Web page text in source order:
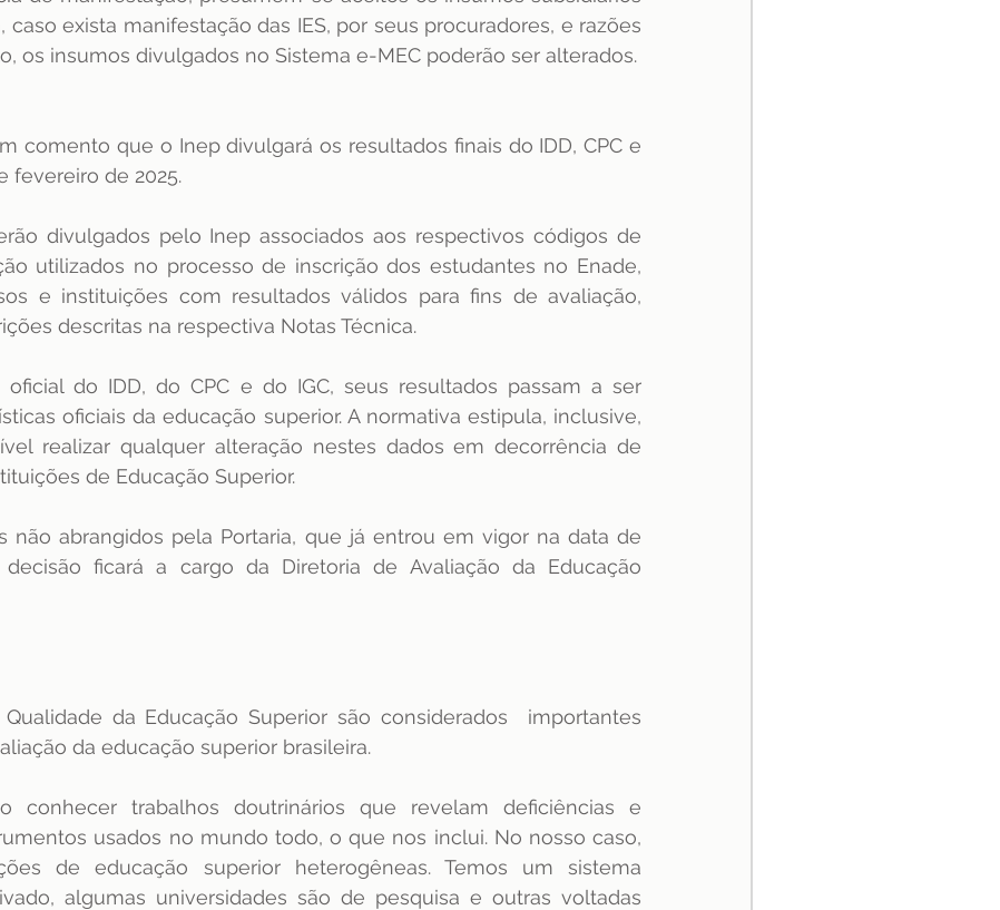
caso exista manifestação das IES, por seus procuradores, e razões
os insumos divulgados no Sistema e-MEC poderão ser alterados.
comento que o Inep divulgará os resultados finais do IDD, CPC e
fevereiro de 2025.
divulgados pelo Inep associados aos respectivos códigos de
utilizados no processo de inscrição dos estudantes no Enade,
e instituições com resultados válidos para fins de avaliação,
descritas na respectiva Notas Técnica.
do IDD, do CPC e do IGC, seus resultados passam a ser
oficiais da educação superior. A normativa estipula, inclusive,
realizar qualquer alteração nestes dados em decorrência de
de Educação Superior.
não abrangidos pela Portaria, que já entrou em vigor na data de
ficará a cargo da Diretoria de Avaliação da Educação
da Educação Superior são considerados  importantes
da educação superior brasileira.
conhecer trabalhos doutrinários que revelam deficiências e
usados no mundo todo, o que nos inclui. No nosso caso,
de educação superior heterogêneas. Temos um sistema
algumas universidades são de pesquisa e outras voltadas